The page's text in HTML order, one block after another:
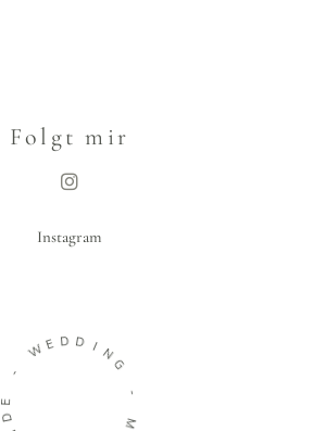
Folgt mir
Instagram
-
WE D D I
N
G
-
M
D
E